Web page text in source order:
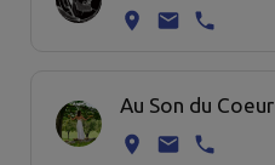
Au Son du Coeur